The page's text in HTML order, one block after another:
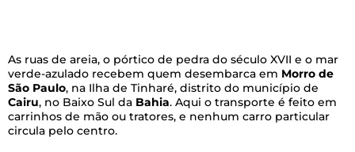
As ruas de areia, o pórtico de pedra do século XVII e o mar
verde-azulado recebem quem desembarca em Morro de
São Paulo, na Ilha de Tinharé, distrito do município de
Cairu, no Baixo Sul da Bahia. Aqui o transporte é feito em
carrinhos de mão ou tratores, e nenhum carro particular
circula pelo centro.